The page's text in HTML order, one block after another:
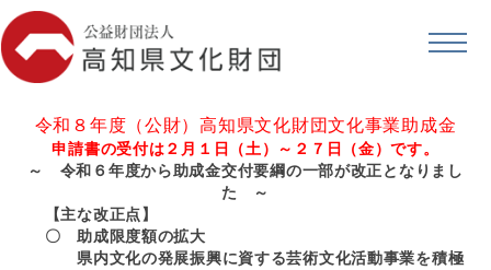
令和８年度（公財）高知県文化財団文化事業助成金
申請書の受付は２月１日（土）～２７日（金）です。
～ 令和６年度から助成金交付要綱の一部が改正となりまし
た ～
【主な改正点】
〇 助成限度額の拡大
県内文化の発展振興に資する芸術文化活動事業を積極